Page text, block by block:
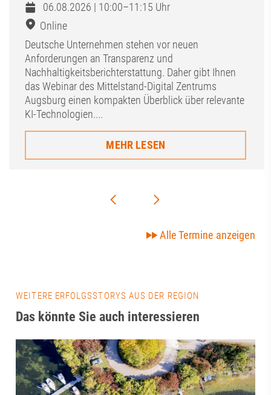
06.08.2026 | 10:00–11:15 Uhr
Online
Deutsche Unternehmen stehen vor neuen
Anforderungen an Transparenz und
Nachhaltigkeitsberichterstattung. Daher gibt Ihnen
das Webinar des Mittelstand-Digital Zentrums
Augsburg einen kompakten Überblick über relevante
KI-Technologien....
MEHR LESEN
Alle Termine anzeigen
WEITERE ERFOLGSSTORYS AUS DER REGION
Das könnte Sie auch interessieren